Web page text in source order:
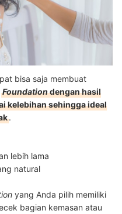
bisa saja membuat
Foundationdengan hasil
kelebihan sehingga ideal
.
lebih lama
natural
yang Anda pilih memiliki
bagian kemasan atau